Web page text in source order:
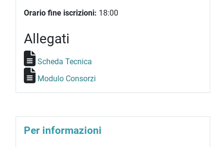
Orario fine iscrizioni: 18:00
Allegati
Scheda Tecnica
Modulo Consorzi
Per informazioni